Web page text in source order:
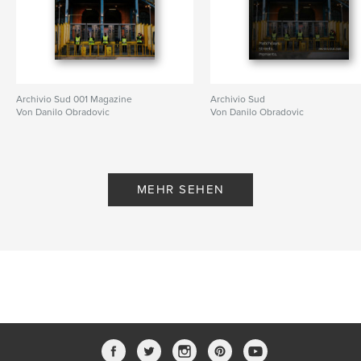
Archivio Sud 001 Magazine
Von Danilo Obradovic
Archivio Sud
Von Danilo Obradovic
MEHR SEHEN